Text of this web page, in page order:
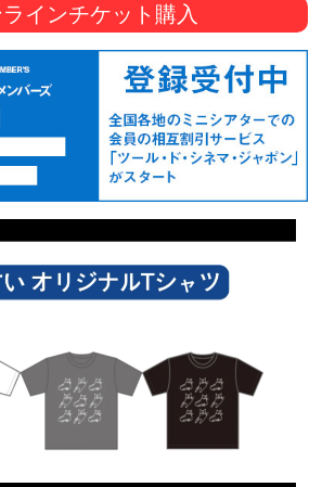
インチケット購入